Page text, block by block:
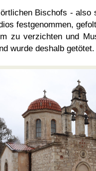
Bischofs - also
festgenommen,
zu verzichten und
wurde deshalb getötet.